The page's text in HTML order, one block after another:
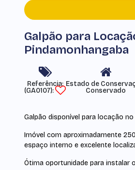
Galpão para
Pindamonhangaba
Referência:
(GA0107)
Estado de
Conservado
Galpão disponível para locação
Imóvel com aproximadamente
espaço interno e excelente
Ótima oportunidade para instalar